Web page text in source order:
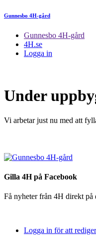
Gunnesbo 4H-gård
Gunnesbo 4H-gård
4H.se
Logga in
Under
Vi arbetar just nu med att
Gilla 4H på Facebook
Få nyheter från 4H direkt på
Logga in för att